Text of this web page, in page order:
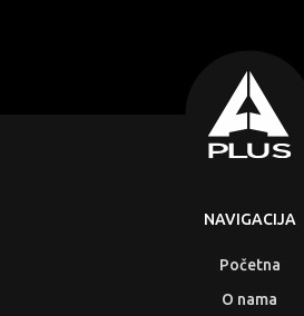
NAVIGACIJA
Početna
O nama